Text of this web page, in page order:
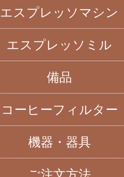
エスプレッソマシン
エスプレッソミル
備品
コーヒーフィルター
機器・器具